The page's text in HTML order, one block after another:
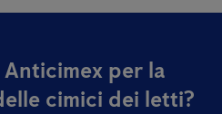
per la
cimici dei letti?